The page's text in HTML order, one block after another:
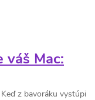
váš Mac:
z bavoráku vystúpi